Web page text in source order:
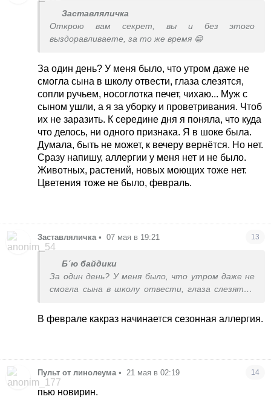
Заставляличка
Открою вам секрет, вы и без этого
выздоравливаете, за то же время 😁
За один день? У меня было, что утром даже не
смогла сына в школу отвести, глаза слезятся,
сопли ручьем, носоглотка печет, чихаю... Муж с
сыном ушли, а я за уборку и проветривания. Чтоб
их не заразить. К середине дня я поняла, что куда
что делось, ни одного признака. Я в шоке была.
Думала, быть не может, к вечеру вернётся. Но нет.
Сразу напишу, аллергии у меня нет и не было.
Животных, растений, новых моющих тоже нет.
Цветения тоже не было, февраль.
Заставляличка • 07 мая в 19:21 13
Б´ю байдики
За один день? У меня было, что утром даже не
смогла сына в школу отвести, глаза слезятся,
сыном ушли, а я за уборку и проветривания.
Чтоб их не заразить. К середине дня я поняла,
меня нет и не было. Животных, растений, новых
моющих тоже нет. Цветения тоже не было,
В феврале какраз начинается сезонная аллергия.
Пульт от линолеума • 21 мая в 02:19 14
пью новирин.